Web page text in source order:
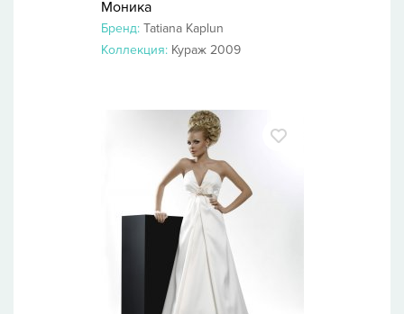
Моника
Бренд: Tatiana Kaplun
Коллекция: Кураж 2009